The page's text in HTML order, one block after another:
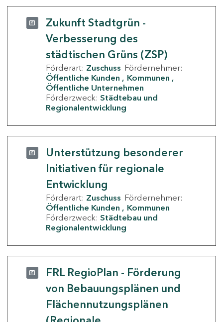
Zukunft Stadtgrün -
Verbesserung des
städtischen Grüns (ZSP)
Förderart: Zuschuss Fördernehmer:
Öffentliche Kunden
Kommunen
Öffentliche Unternehmen
Förderzweck: Städtebau und
Regionalentwicklung
Unterstützung besonderer
Initiativen für regionale
Entwicklung
Förderart: Zuschuss Fördernehmer:
Öffentliche Kunden
Kommunen
Förderzweck: Städtebau und
Regionalentwicklung
FRL RegioPlan - Förderung
von Bebauungsplänen und
Flächennutzungsplänen